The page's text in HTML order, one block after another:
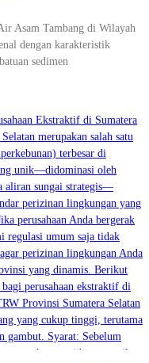
Asam Tambang di Wilayah
dengan karakteristik
sedimen